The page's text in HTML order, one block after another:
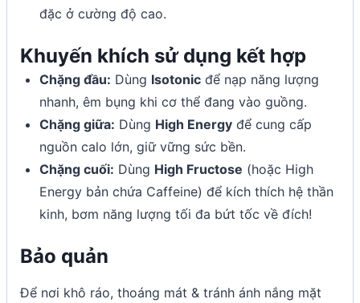
đặc ở cường độ cao.
Khuyến khích sử dụng kết hợp
Chặng đầu: Dùng Isotonic để nạp năng lượng
nhanh, êm bụng khi cơ thể đang vào guồng.
Chặng giữa: Dùng High Energy để cung cấp
nguồn calo lớn, giữ vững sức bền.
Chặng cuối: Dùng High Fructose (hoặc High
Energy bản chứa Caffeine) để kích thích hệ thần
kinh, bơm năng lượng tối đa bứt tốc về đích!
Bảo quản
Để nơi khô ráo, thoáng mát & tránh ánh nắng mặt